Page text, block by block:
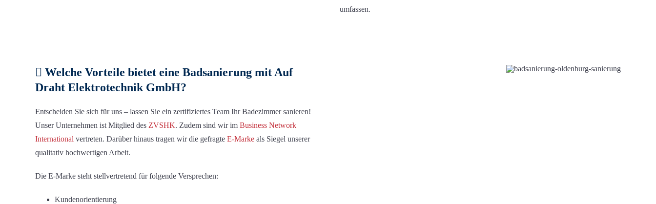
umfassen.
Welche Vorteile bietet eine Badsanierung mit Auf
Draht Elektrotechnik GmbH?
Entscheiden Sie sich für uns – lassen Sie ein zertifiziertes Team Ihr Badezimmer sanieren!
Unser Unternehmen ist Mitglied des ZVSHK. Zudem sind wir im Business Network
International vertreten. Darüber hinaus tragen wir die gefragte E-Marke als Siegel unserer
qualitativ hochwertigen Arbeit.
Die E-Marke steht stellvertretend für folgende Versprechen:
Kundenorientierung